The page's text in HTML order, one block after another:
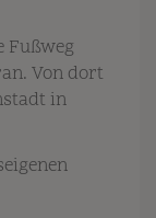
Fußweg
Von dort
in